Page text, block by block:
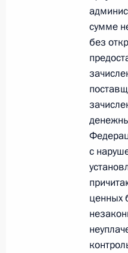
О
26 июля
О
по
26 июля
О
сумме
без
с
ценных